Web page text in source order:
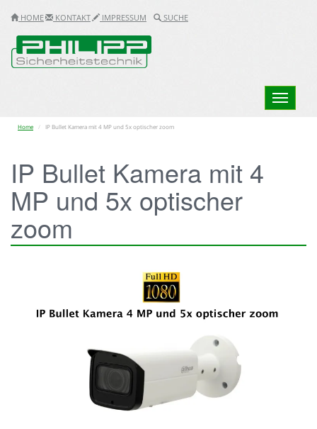
HOME KONTAKT IMPRESSUM SUCHE
Toggle
navigation
Home IP Bullet Kamera mit 4 MP und 5x optischer zoom
IP Bullet Kamera mit 4
MP und 5x optischer
zoom